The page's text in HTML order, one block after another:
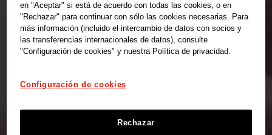
en "Aceptar" si está de acuerdo con todas las cookies, o en
"Rechazar" para continuar con sólo las cookies necesarias. Para
más información (incluido el intercambio de datos con socios y
las transferencias internacionales de datos), consulte
"Configuración de cookies" y nuestra Política de privacidad.
Configuración de cookies
Rechazar